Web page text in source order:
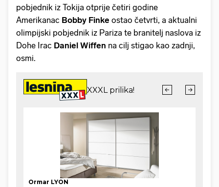
pobjednik iz Tokija otprije četiri godine
Amerikanac Bobby Finke ostao četvrti, a aktualni
olimpijski pobjednik iz Pariza te branitelj naslova iz
Dohe Irac Daniel Wiffen na cilj stigao kao zadnji,
osmi.